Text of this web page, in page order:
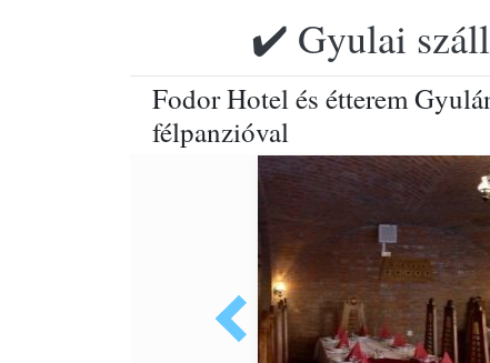
✔️ Gyulai
Fodor Hotel és étterem
félpanzióval